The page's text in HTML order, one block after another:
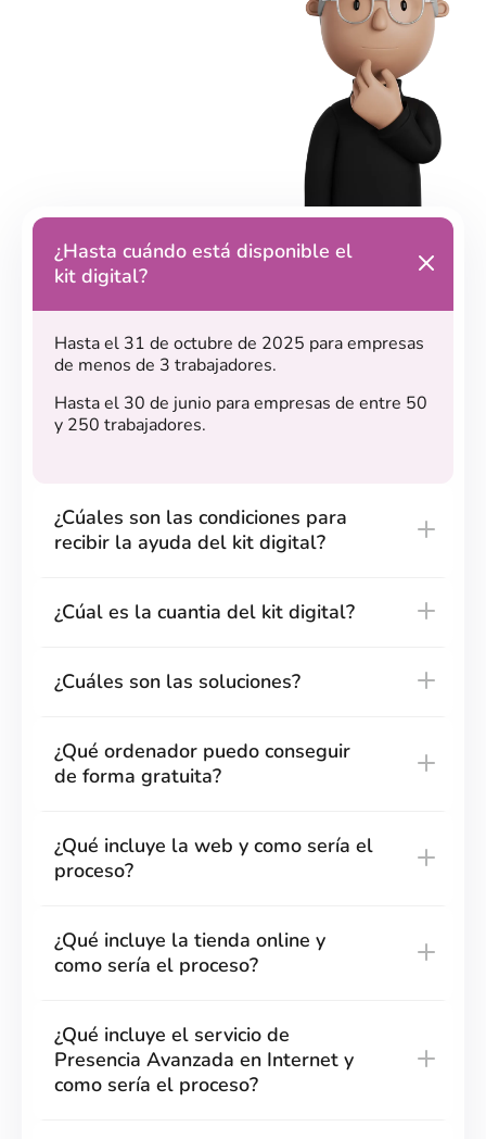
¿Hasta cuándo está disponible el
kit digital?
Hasta el 31 de octubre de 2025 para empresas
de menos de 3 trabajadores.
Hasta el 30 de junio para empresas de entre 50
y 250 trabajadores.
¿Cúales son las condiciones para
recibir la ayuda del kit digital?
¿Cúal es la cuantia del kit digital?
¿Cuáles son las soluciones?
¿Qué ordenador puedo conseguir
de forma gratuita?
¿Qué incluye la web y como sería el
proceso?
¿Qué incluye la tienda online y
como sería el proceso?
¿Qué incluye el servicio de
Presencia Avanzada en Internet y
como sería el proceso?